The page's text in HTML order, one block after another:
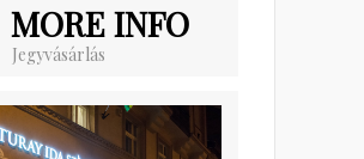
MORE INFO
Jegyvásárlás